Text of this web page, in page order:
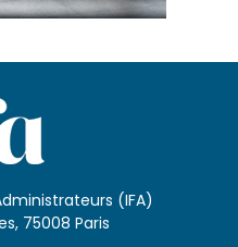
(IFA)
75008 Paris